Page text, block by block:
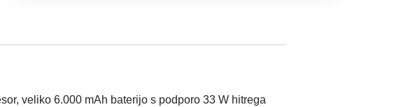
veliko 6.000 mAh baterijo s podporo 33 W hitrega